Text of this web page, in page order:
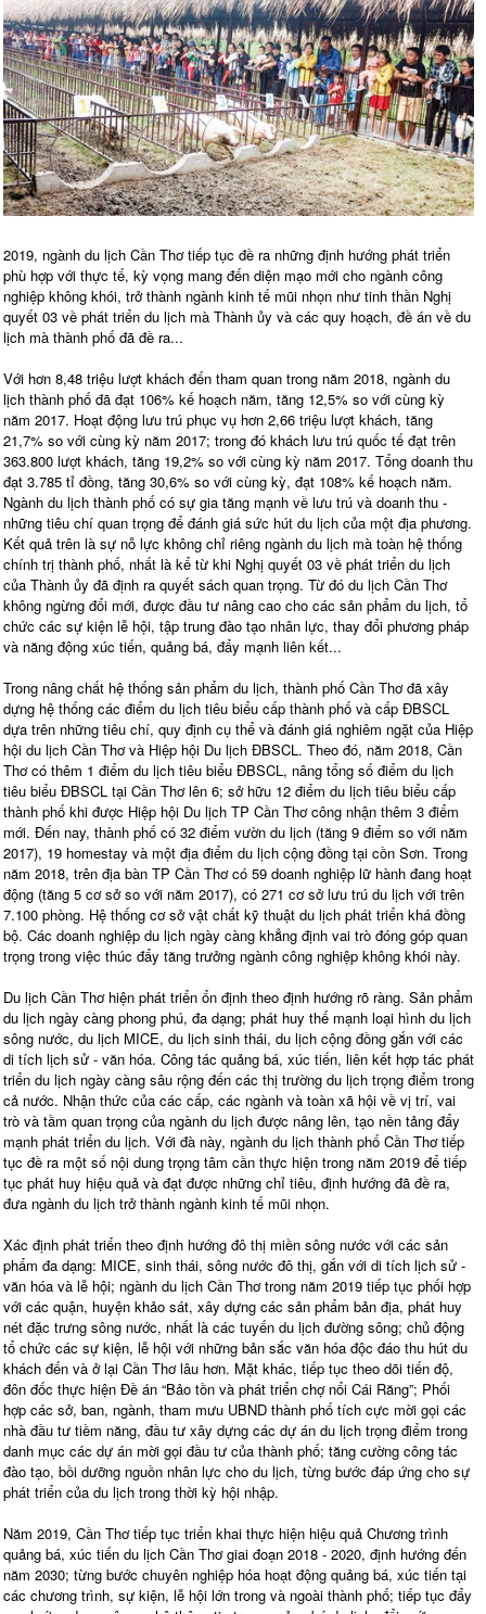
2019, ngành du lịch Cần Thơ tiếp tục đề ra những định hướng phát triển
phù hợp với thực tế, kỳ vọng mang đến diện mạo mới cho ngành công
nghiệp không khói, trở thành ngành kinh tế mũi nhọn như tinh thần Nghị
quyết 03 về phát triển du lịch mà Thành ủy và các quy hoạch, đề án về du
lịch mà thành phố đã đề ra...
Với hơn 8,48 triệu lượt khách đến tham quan trong năm 2018, ngành du
lịch thành phố đã đạt 106% kế hoạch năm, tăng 12,5% so với cùng kỳ
năm 2017. Hoạt động lưu trú phục vụ hơn 2,66 triệu lượt khách, tăng
21,7% so với cùng kỳ năm 2017; trong đó khách lưu trú quốc tế đạt trên
363.800 lượt khách, tăng 19,2% so với cùng kỳ năm 2017. Tổng doanh thu
đạt 3.785 tỉ đồng, tăng 30,6% so với cùng kỳ, đạt 108% kế hoạch năm.
Ngành du lịch thành phố có sự gia tăng mạnh về lưu trú và doanh thu -
những tiêu chí quan trọng để đánh giá sức hút du lịch của một địa phương.
Kết quả trên là sự nỗ lực không chỉ riêng ngành du lịch mà toàn hệ thống
chính trị thành phố, nhất là kể từ khi Nghị quyết 03 về phát triển du lịch
của Thành ủy đã định ra quyết sách quan trọng. Từ đó du lịch Cần Thơ
không ngừng đổi mới, được đầu tư nâng cao cho các sản phẩm du lịch, tổ
chức các sự kiện lễ hội, tập trung đào tạo nhân lực, thay đổi phương pháp
và năng động xúc tiến, quảng bá, đẩy mạnh liên kết...
Trong nâng chất hệ thống sản phẩm du lịch, thành phố Cần Thơ đã xây
dựng hệ thống các điểm du lịch tiêu biểu cấp thành phố và cấp ĐBSCL
dựa trên những tiêu chí, quy định cụ thể và đánh giá nghiêm ngặt của Hiệp
hội du lịch Cần Thơ và Hiệp hội Du lịch ĐBSCL. Theo đó, năm 2018, Cần
Thơ có thêm 1 điểm du lịch tiêu biểu ĐBSCL, nâng tổng số điểm du lịch
tiêu biểu ĐBSCL tại Cần Thơ lên 6; sở hữu 12 điểm du lịch tiêu biểu cấp
thành phố khi được Hiệp hội Du lịch TP Cần Thơ công nhận thêm 3 điểm
mới. Đến nay, thành phố có 32 điểm vườn du lịch (tăng 9 điểm so với năm
2017), 19 homestay và một địa điểm du lịch cộng đồng tại cồn Sơn. Trong
năm 2018, trên địa bàn TP Cần Thơ có 59 doanh nghiệp lữ hành đang hoạt
động (tăng 5 cơ sở so với năm 2017), có 271 cơ sở lưu trú du lịch với trên
7.100 phòng. Hệ thống cơ sở vật chất kỹ thuật du lịch phát triển khá đồng
bộ. Các doanh nghiệp du lịch ngày càng khẳng định vai trò đóng góp quan
trọng trong việc thúc đẩy tăng trưởng ngành công nghiệp không khói này.
Du lịch Cần Thơ hiện phát triển ổn định theo định hướng rõ ràng. Sản phẩm
du lịch ngày càng phong phú, đa dạng; phát huy thế mạnh loại hình du lịch
sông nước, du lịch MICE, du lịch sinh thái, du lịch cộng đồng gắn với các
di tích lịch sử - văn hóa. Công tác quảng bá, xúc tiến, liên kết hợp tác phát
triển du lịch ngày càng sâu rộng đến các thị trường du lịch trọng điểm trong
cả nước. Nhận thức của các cấp, các ngành và toàn xã hội về vị trí, vai
trò và tầm quan trọng của ngành du lịch được nâng lên, tạo nền tảng đẩy
mạnh phát triển du lịch. Với đà này, ngành du lịch thành phố Cần Thơ tiếp
tục đề ra một số nội dung trọng tâm cần thực hiện trong năm 2019 để tiếp
tục phát huy hiệu quả và đạt được những chỉ tiêu, định hướng đã đề ra,
đưa ngành du lịch trở thành ngành kinh tế mũi nhọn.
Xác định phát triển theo định hướng đô thị miền sông nước với các sản
phẩm đa dạng: MICE, sinh thái, sông nước đô thị, gắn với di tích lịch sử -
văn hóa và lễ hội; ngành du lịch Cần Thơ trong năm 2019 tiếp tục phối hợp
với các quận, huyện khảo sát, xây dựng các sản phẩm bản địa, phát huy
nét đặc trưng sông nước, nhất là các tuyến du lịch đường sông; chủ động
tổ chức các sự kiện, lễ hội với những bản sắc văn hóa độc đáo thu hút du
khách đến và ở lại Cần Thơ lâu hơn. Mặt khác, tiếp tục theo dõi tiến độ,
đôn đốc thực hiện Đề án “Bảo tồn và phát triển chợ nổi Cái Răng”; Phối
hợp các sở, ban, ngành, tham mưu UBND thành phố tích cực mời gọi các
nhà đầu tư tiềm năng, đầu tư xây dựng các dự án du lịch trọng điểm trong
danh mục các dự án mời gọi đầu tư của thành phố; tăng cường công tác
đào tạo, bồi dưỡng nguồn nhân lực cho du lịch, từng bước đáp ứng cho sự
phát triển của du lịch trong thời kỳ hội nhập.
Năm 2019, Cần Thơ tiếp tục triển khai thực hiện hiệu quả Chương trình
quảng bá, xúc tiến du lịch Cần Thơ giai đoạn 2018 - 2020, định hướng đến
năm 2030; từng bước chuyên nghiệp hóa hoạt động quảng bá, xúc tiến tại
các chương trình, sự kiện, lễ hội lớn trong và ngoài thành phố; tiếp tục đẩy